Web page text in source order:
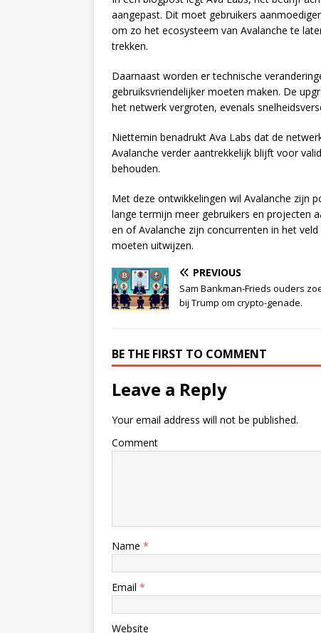
aangepast. Dit moet gebruikers
om zo het ecosysteem van Avalanche te
trekken.
Daarnaast worden er technische
gebruiksvriendelijker moeten maken. De
het netwerk vergroten, evenals
Niettemin benadrukt Ava Labs dat de
Avalanche verder aantrekkelijk blijft voor
behouden.
Met deze ontwikkelingen wil Avalanche zijn
lange termijn meer gebruikers en projecten
en of Avalanche zijn concurrenten in het
moeten uitwijzen.
PREVIOUS
Sam Bankman-Frieds ouders
bij Trump om crypto-genade.
BE THE FIRST TO COMMENT
Leave a Reply
Your email address will not be published.
Comment
Name *
Email *
Website